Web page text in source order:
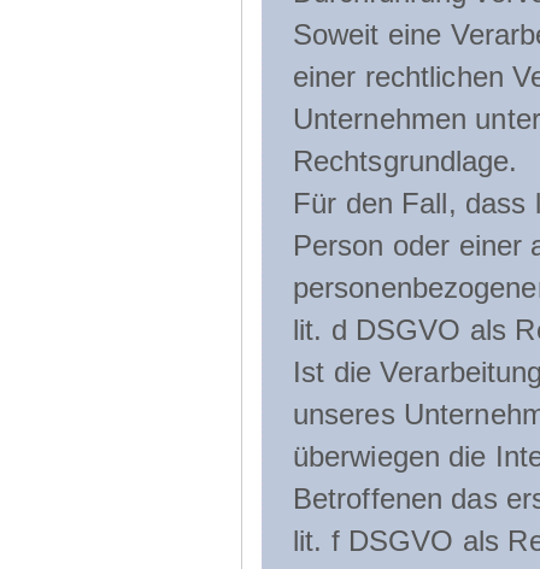
Soweit eine
einer rechtlichen
Unternehmen
Rechtsgrundlage.
Für den Fall, dass
Person oder einer
lit. d DSGVO als
Ist die
unseres
überwiegen die
Betroffenen das
lit. f DSGVO als